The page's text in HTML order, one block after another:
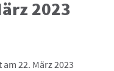
2023
22. März 2023